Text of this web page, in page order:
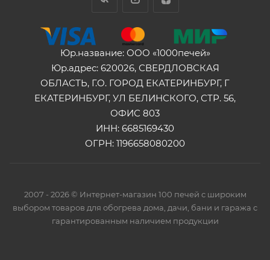
Юр.название: ООО «1000печей»
Юр.адрес: 620026, СВЕРДЛОВСКАЯ
ОБЛАСТЬ, Г.О. ГОРОД ЕКАТЕРИНБУРГ, Г
ЕКАТЕРИНБУРГ, УЛ БЕЛИНСКОГО, СТР. 56,
ОФИС 803
ИНН: 6685169430
ОГРН: 1196658080200
2007 - 2026 © Интернет-магазин 100 печей с широким
выбором товаров для обогрева дома, дачи, бани и гаража с
гарантированным наличием продукции